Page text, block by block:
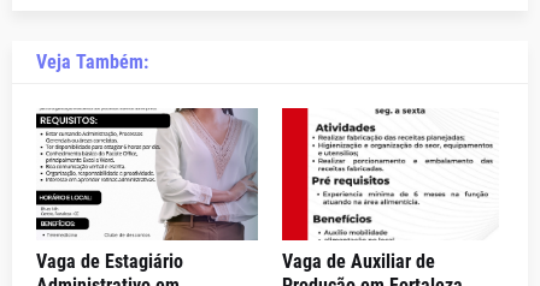
Veja Também:
Vaga de Estagiário
Vaga de Auxiliar de